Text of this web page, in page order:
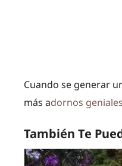
Cuando se generar
más adornos
También Te